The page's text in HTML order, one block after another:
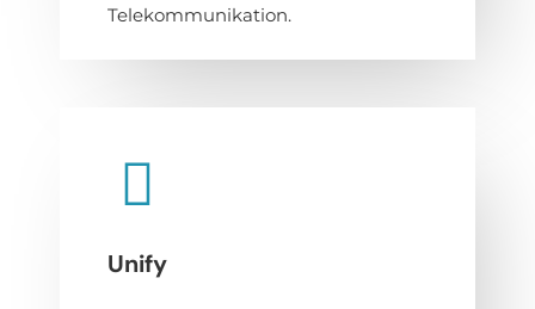
Telekommunikation.
Unify